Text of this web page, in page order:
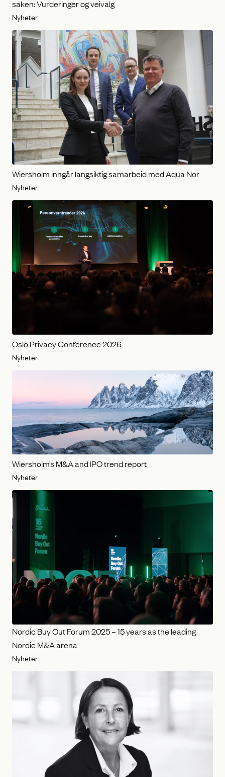
saken: Vurderinger og veivalg
Nyheter
Wiersholm inngår langsiktig samarbeid med Aqua Nor
Nyheter
Oslo Privacy Conference 2026
Nyheter
Wiersholm’s M&A and IPO trend report
Nyheter
Nordic Buy Out Forum 2025 – 15 years as the leading
Nordic M&A arena
Nyheter